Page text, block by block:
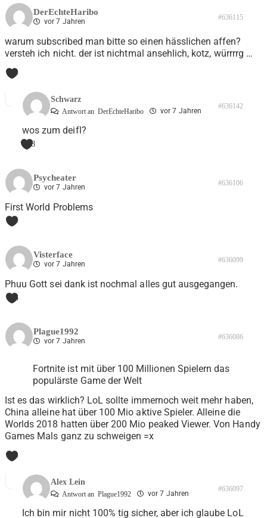
DerEchteHaribo
vor 7 Jahren #636115
warum subscribed man bitte so einen hässlichen affen?
versteh ich nicht. der ist nichtmal ansehlich, kotz, würrrrg …
0
Schwarz
Antwort an DerEchteHaribo vor 7 Jahren
#636142
wos zum deifl?
8
Psycheater
vor 7 Jahren #636106
First World Problems
0
Visterface
vor 7 Jahren #636099
Phuu Gott sei dank ist nochmal alles gut ausgegangen.
3
Plague1992
vor 7 Jahren #636086
Fortnite ist mit über 100 Millionen Spielern das
populärste Game der Welt
Ist es das wirklich? LoL sollte immernoch weit mehr haben,
China alleine hat über 100 Mio aktive Spieler. Alleine die
Worlds 2018 hatten über 200 Mio peaked Viewer. Von Handy
Games Mals ganz zu schweigen =x
0
Alex Lein
Antwort an Plague1992 vor 7 Jahren
#636097
Ich bin mir nicht 100% tig sicher, aber ich glaube LoL